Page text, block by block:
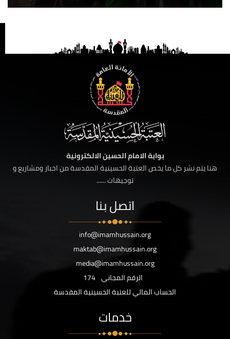
بوابة الامام الحسين الالكترونية
هنا يتم نشر كل ما يخص العتبة الحسينية المقدسة من اخبار ومشاريع و
توجيهات ......
اتصل بنا
info@imamhussain.org
maktab@imamhussain.org
media@imamhussain.org
الرقم المجاني 174
الحساب المالي للعتبة الحسينية المقدسة
خدمات